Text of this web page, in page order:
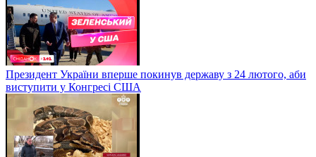
Президент України вперше покинув державу з 24 лютого, аби
виступити у Конгресі США